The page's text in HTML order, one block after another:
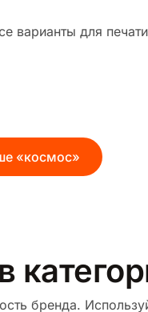
варианты для
«космос»
бренда.